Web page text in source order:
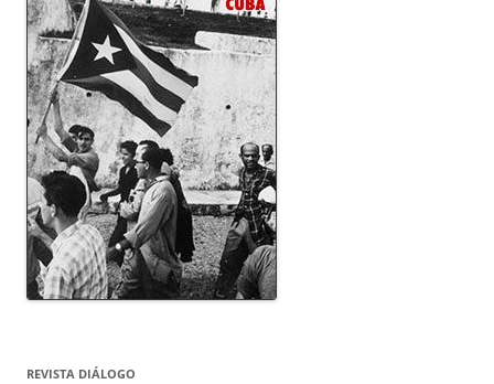
REVISTA DIÁLOGO